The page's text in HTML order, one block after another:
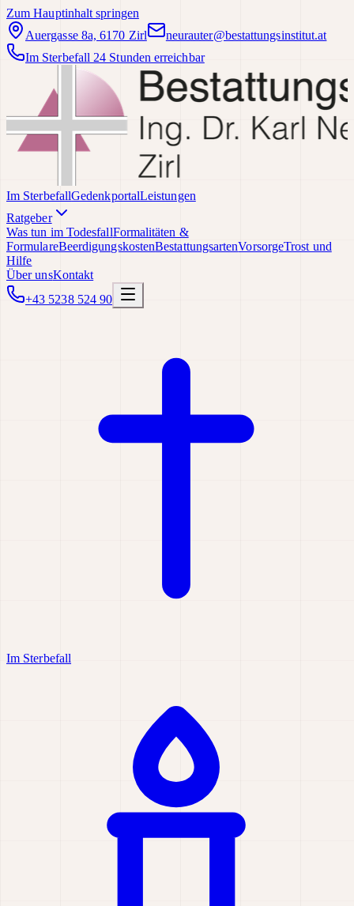
Zum Hauptinhalt springen
Auergasse 8a, 6170 Zirl
neurauter@bestattungsinstitut.at
Im Sterbefall 24 Stunden erreichbar
Im SterbefallGedenkportalLeistungen
Ratgeber
Was tun im TodesfallFormalitäten &
FormulareBeerdigungskostenBestattungsartenVorsorgeTrost und
Hilfe
Über unsKontakt
+43 5238 524 90
Im Sterbefall